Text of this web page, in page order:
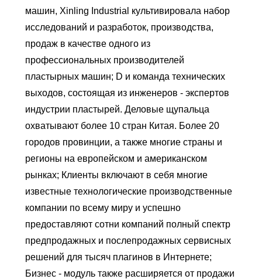
машин, Xinling Industrial культивировала набор
исследований и разработок, производства,
продаж в качестве одного из
профессиональных производителей
пластырных машин; D и команда технических
выходов, состоящая из инженеров - экспертов
индустрии пластырей. Деловые щупальца
охватывают более 10 стран Китая. Более 20
городов провинции, а также многие страны и
регионы на европейском и американском
рынках; Клиенты включают в себя многие
известные технологические производственные
компании по всему миру и успешно
предоставляют сотни компаний полный спектр
предпродажных и послепродажных сервисных
решений для тысяч плагинов в Интернете;
Бизнес - модуль также расширяется от продажи